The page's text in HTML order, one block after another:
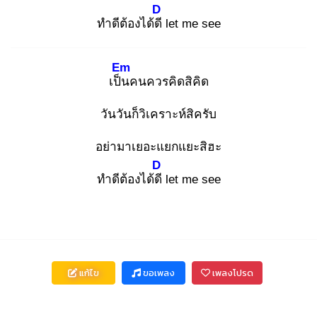
ทำดีต้องได้ดี
D
let me see
เป็น
Em
คนควรคิดสิคิด
วันวันก็วิเคราะห์สิครับ
อย่ามาเยอะแยกแยะสิฮะ
ทำดีต้องได้ดี
D
let me see
แก้ไข ขอเพลง เพลงโปรด